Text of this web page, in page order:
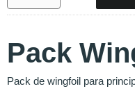
Pack
Pack de wingfoil para